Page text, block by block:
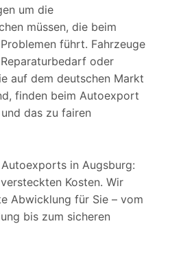
um die
müssen, die beim
führt. Fahrzeuge
oder
auf dem deutschen Markt
finden beim Autoexport
das zu fairen
in Augsburg:
Kosten. Wir
Abwicklung für Sie – vom
bis zum sicheren